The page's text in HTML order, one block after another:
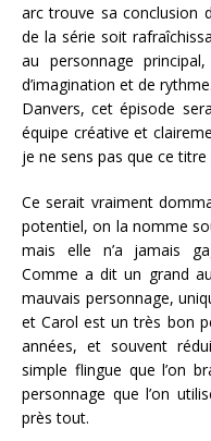
arc trouve sa conclusion
de la série soit
au personnage
d’imagination et de
Danvers, cet épisode
équipe créative et
je ne sens pas que ce
Ce serait vraiment
potentiel, on la nomme
mais elle n’a jamais
Comme a dit un grand
mauvais personnage,
et Carol est un très bon
années, et souvent
simple flingue que l’on
personnage que l’on
près tout.